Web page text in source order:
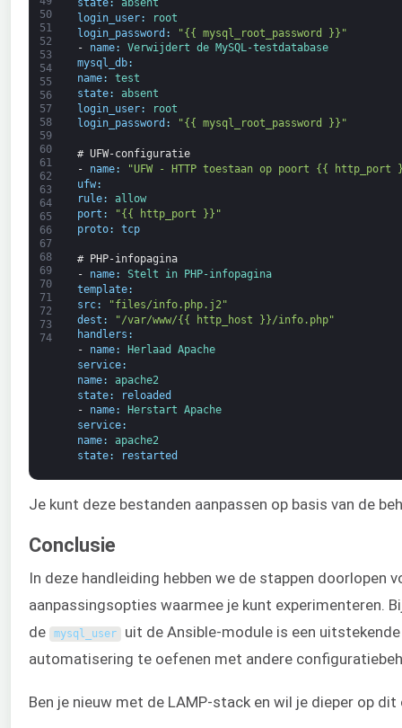
50
51
52
53
54
55
56
57
58
59
60
61
62
63
64
65
66
67
68
69
70
71
72
73
74
state:
absent
login_user:
root
login_password :
"{{ mysql_root_password }}"
-
name: Verwijdert de MySQL-testdatabase
mysql_db:
name:
test
state:
absent
login_user:
root
login_password : "{{ mysql_root_password }}"
# UFW-configuratie
-
name:
"UFW - HTTP toestaan op poort {{ http_port
ufw:
rule:
allow
port :
"{{ http_port }}"
proto: tcp
# PHP-infopagina
-
name: Stelt in PHP-infopagina
template:
src:
"files/info.php.j2"
dest :
"/var/www/{{ http_host }}/info.php"
handlers :
-
name: Herlaad Apache
service:
name:
apache2
state:
reloaded
-
name: Herstart Apache
service:
name:
apache2
state: restarted
Je kunt deze bestanden aanpassen op basis van de
Conclusie
In deze handleiding hebben we de stappen doorlopen
aanpassingsopties waarmee je kunt experimenteren.
de
mysql_user uit de Ansible-module is een
automatisering te oefenen met andere
Ben je nieuw met de LAMP-stack en wil je dieper op